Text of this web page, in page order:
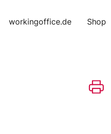
workingoffice.de Shop